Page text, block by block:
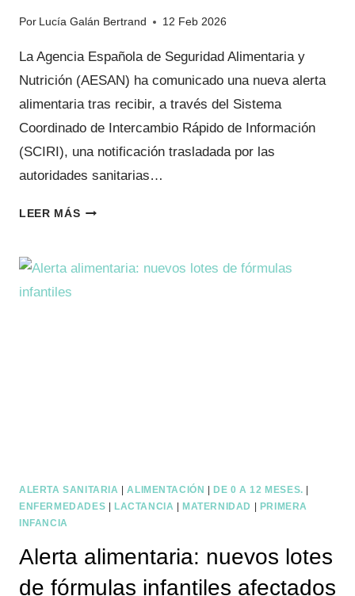
Por Lucía Galán Bertrand 12 Feb 2026
La Agencia Española de Seguridad Alimentaria y
Nutrición (AESAN) ha comunicado una nueva alerta
alimentaria tras recibir, a través del Sistema
Coordinado de Intercambio Rápido de Información
(SCIRI), una notificación trasladada por las
autoridades sanitarias…
LEER MÁSALERTA
PRESENCIA
ALERTA SANITARIA |ALIMENTACIÓN |DE 0 A 12 MESES. |
ENFERMEDADES | LACTANCIA |MATERNIDAD | PRIMERA
INFANCIA
Alerta alimentaria: nuevos lotes
de fórmulas infantiles afectados